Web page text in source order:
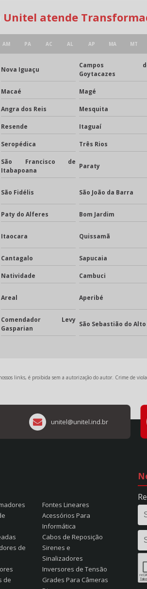
Unitel atende
AM PA AC AL AP MA MT
Nova Iguaçu
Campos
Goytacazes
Macaé Magé
Angra dos Reis Mesquita
Resende Itaguaí
Seropédica Três Rios
São Francisco de
Itabapoana
Paraty
São Fidélis São João da Barra
Paty do Alferes Bom Jardim
Itaocara Quissamã
Cantagalo Sapucaia
Natividade Cambuci
Areal Aperibé
Comendador Levy
Gasparian
São Sebastião do Alto
links, é proibida sem a autorização do autor. Crime de
unitel@unitel.ind.br
de
de
Fontes Lineares
Acessórios Para
Informática
Cabos de Reposição
Sirenes e
Sinalizadores
Inversores de Tensão
Grades Para Câmeras